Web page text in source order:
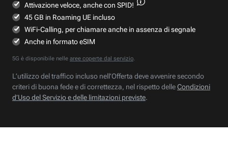
Attivazione veloce, anche con SPID!
45 GB in Roaming UE incluso
WiFi-Calling, per chiamare anche in assenza di segnale
Anche in formato eSIM
5G è disponibile nelle aree coperte dal servizio.
L’utilizzo del traffico incluso nell’Offerta deve avvenire secondo
criteri di buona fede e di correttezza, nel rispetto delleCondizioni
d’Uso del Servizio e delle limitazioni previste.